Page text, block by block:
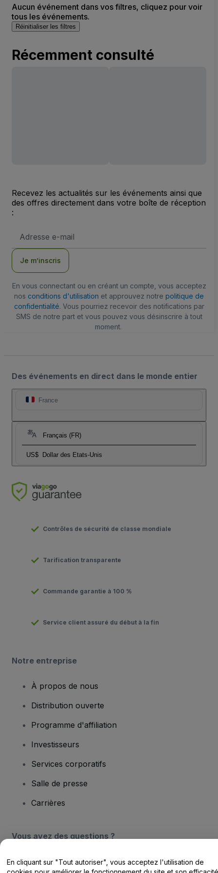
Aucun événement dans vos filtres, cliquez pour voir
tous les événements.
Réinitialiser les filtres
Récemment consulté
Recevez les actualités sur les événements ainsi que
des offres directement dans votre boîte de réception
:
e-
Je m’inscris
En vous connectant ou en créant un compte, vous acceptez
nos conditions d'utilisation et approuvez notre politique de
confidentialité. Vous pourriez recevoir des notifications par
SMS de notre part et vous pouvez vous désinscrire à tout
moment.
Des événements en direct dans le monde entier
France
Français (FR)
US$ Dollar des Etats-Unis
Contrôles de sécurité de classe mondiale
Tarification transparente
Commande garantie à 100 %
Service client assuré du début à la fin
Notre entreprise
À propos de nous
Distribution ouverte
Programme d'affiliation
Investisseurs
Services corporatifs
Salle de presse
Carrières
Vous avez des questions ?
Centre d'assistance / Nous contacter
En cliquant sur "Tout autoriser", vous acceptez l'utilisation de